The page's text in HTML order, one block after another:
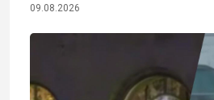
09.08.2026